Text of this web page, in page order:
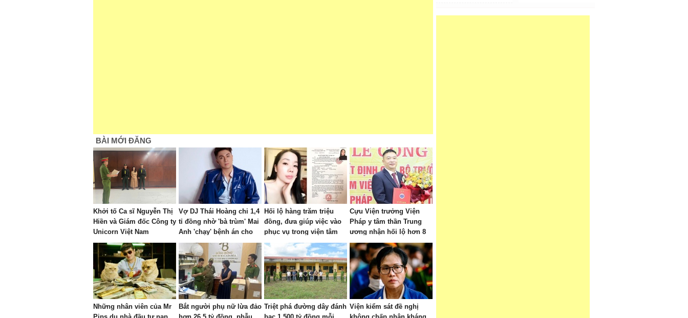
BÀI MỚI ĐĂNG
Khởi tố Ca sĩ Nguyễn Thị
Hiền và Giám đốc Công ty
Unicorn Việt Nam
Vợ DJ Thái Hoàng chi 1,4
tỉ đồng nhờ 'bà trùm' Mai
Anh 'chạy' bệnh án cho
chồng
Hối lộ hàng trăm triệu
đồng, đưa giúp việc vào
phục vụ trong viện tâm
thần
Cựu Viện trưởng Viện
Pháp y tâm thần Trung
ương nhận hối lộ hơn 8
tỷ đồng
Những nhân viên của Mr
Bắt người phụ nữ lừa đảo Triệt phá đường dây đánh Viện kiểm sát đề nghị